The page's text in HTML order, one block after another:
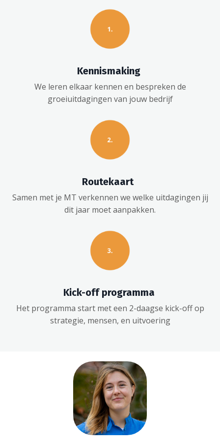
Kennismaking
We leren elkaar kennen en bespreken de
groeiuitdagingen van jouw bedrijf
Routekaart
Samen met je MT verkennen we welke uitdagingen jij
dit jaar moet aanpakken.
Kick-off programma
Het programma start met een 2-daagse kick-off op
strategie, mensen, en uitvoering